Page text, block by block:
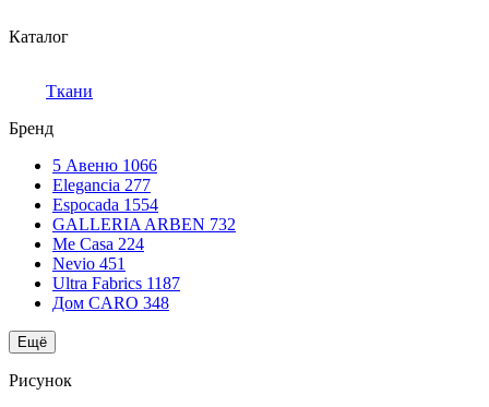
Каталог
Ткани
Бренд
5 Авеню 1066
Elegancia 277
Espocada 1554
GALLERIA ARBEN 732
Me Casa 224
Nevio 451
Ultra Fabrics 1187
Дом CARO 348
Ещё
Рисунок